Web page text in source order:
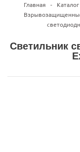
Главная - Каталог
Светильник